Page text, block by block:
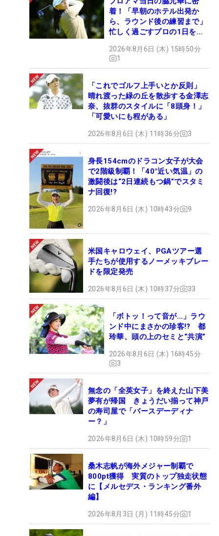
着！「早朝のホテル出発か
ら、ラウンド後の練習まで」
忙しく過ごすプロの1日を公
2026年8月6日 (木) 15時50分
1
「これでゴルフ上手いとか反則」
晴れ渡った緑の丘を散歩する金澤志
奈、抜群のスタイルに「8頭身！」
「可愛いにも程がある」
2026年8月6日 (木) 11時36分 3
身長154cmのドラコン女子が大会
で2階級制覇！「40°近い気温」の
激闘後は“2日連続もつ鍋”でスタミ
ナ回復!?
2026年8月6日 (木) 10時43分 9
米国キャロウェイ、PGAツアー選
手たちが使用するノーメッキブレー
ドを限定発売
2026年8月6日 (木) 10時37分 33
「ボトッ！って音が…」ラウ
ンド中にまさかの珍客!? 都
玲華、頭の上のセミと“共演”
2026年8月6日 (木) 16時45分
3
無念の「全英女子」を終えた山下美
夢有が帰国 きょうだい揃って神戸
の寿司屋で「バースデーディナ
ー？」
2026年8月6日 (木) 10時59分 1
桑木志帆が海外メジャー制覇で
800pt獲得 実質のトップ独走状態
に【メルセデス・ランキング番外
編】
2026年8月3日 (月) 11時45分 1